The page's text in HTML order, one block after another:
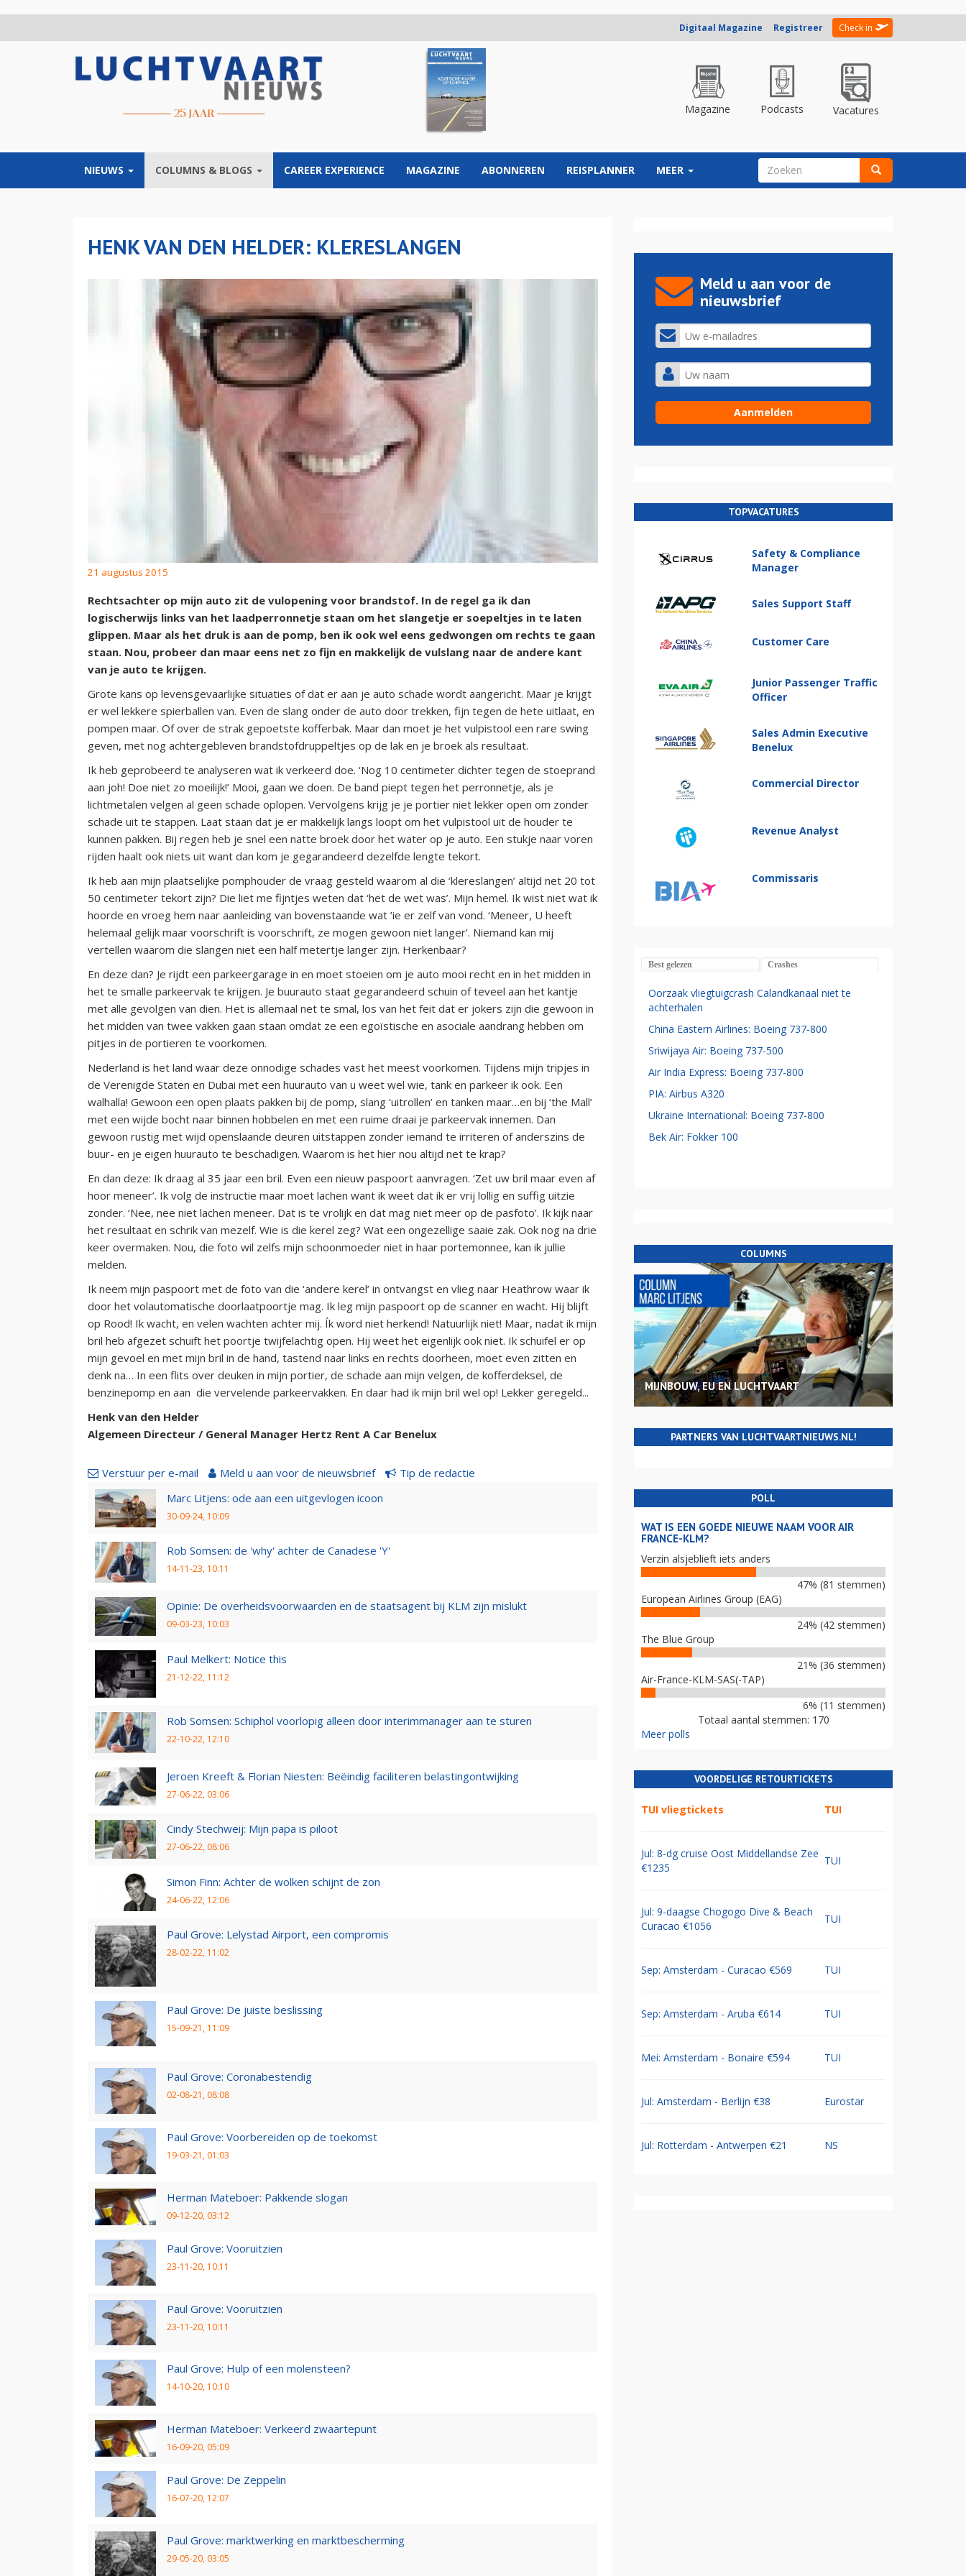
Digitaal Magazine Registreer Check in
Magazine Podcasts Vacatures
NIEUWS COLUMNS & BLOGS CAREER EXPERIENCE MAGAZINE ABONNEREN REISPLANNER MEER ZOEKVELD
HENK VAN DEN HELDER: KLERESLANGEN
21 augustus 2015
Rechtsachter op mijn auto zit de vulopening voor brandstof. In de regel ga ik dan
logischerwijs links van het laadperronnetje staan om het slangetje er soepeltjes in te laten
glippen. Maar als het druk is aan de pomp, ben ik ook wel eens gedwongen om rechts te gaan
staan. Nou, probeer dan maar eens net zo fijn en makkelijk de vulslang naar de andere kant
van je auto te krijgen.
Grote kans op levensgevaarlijke situaties of dat er aan je auto schade wordt aangericht. Maar je krijgt
er wel lekkere spierballen van. Even de slang onder de auto door trekken, fijn tegen de hete uitlaat, en
pompen maar. Of over de strak gepoetste kofferbak. Maar dan moet je het vulpistool een rare swing
geven, met nog achtergebleven brandstofdruppeltjes op de lak en je broek als resultaat.
Ik heb geprobeerd te analyseren wat ik verkeerd doe. ‘Nog 10 centimeter dichter tegen de stoeprand
aan joh! Doe niet zo moeilijk!’ Mooi, gaan we doen. De band piept tegen het perronnetje, als je
lichtmetalen velgen al geen schade oplopen. Vervolgens krijg je je portier niet lekker open om zonder
schade uit te stappen. Laat staan dat je er makkelijk langs loopt om het vulpistool uit de houder te
kunnen pakken. Bij regen heb je snel een natte broek door het water op je auto. Een stukje naar voren
rijden haalt ook niets uit want dan kom je gegarandeerd dezelfde lengte tekort.
Ik heb aan mijn plaatselijke pomphouder de vraag gesteld waarom al die ‘klereslangen’ altijd net 20 tot
50 centimeter tekort zijn? Die liet me fijntjes weten dat ‘het de wet was’. Mijn hemel. Ik wist niet wat ik
hoorde en vroeg hem naar aanleiding van bovenstaande wat ’ie er zelf van vond. ‘Meneer, U heeft
helemaal gelijk maar voorschrift is voorschrift, ze mogen gewoon niet langer’. Niemand kan mij
vertellen waarom die slangen niet een half metertje langer zijn. Herkenbaar?
En deze dan? Je rijdt een parkeergarage in en moet stoeien om je auto mooi recht en in het midden in
het te smalle parkeervak te krijgen. Je buurauto staat gegarandeerd schuin of teveel aan het kantje
met alle gevolgen van dien. Het is allemaal net te smal, los van het feit dat er jokers zijn die gewoon in
het midden van twee vakken gaan staan omdat ze een egoïstische en asociale aandrang hebben om
pitjes in de portieren te voorkomen.
Nederland is het land waar deze onnodige schades vast het meest voorkomen. Tijdens mijn tripjes in
de Verenigde Staten en Dubai met een huurauto van u weet wel wie, tank en parkeer ik ook. Een
walhalla! Gewoon een open plaats pakken bij de pomp, slang ‘uitrollen’ en tanken maar…en bij ‘the Mall’
met een wijde bocht naar binnen hobbelen en met een ruime draai je parkeervak innemen. Dan
gewoon rustig met wijd openslaande deuren uitstappen zonder iemand te irriteren of anderszins de
buur- en je eigen huurauto te beschadigen. Waarom is het hier nou altijd net te krap?
En dan deze: Ik draag al 35 jaar een bril. Even een nieuw paspoort aanvragen. ‘Zet uw bril maar even af
hoor meneer’. Ik volg de instructie maar moet lachen want ik weet dat ik er vrij lollig en suffig uitzie
zonder. ‘Nee, nee niet lachen meneer. Dat is te vrolijk en dat mag niet meer op de pasfoto’. Ik kijk naar
het resultaat en schrik van mezelf. Wie is die kerel zeg? Wat een ongezellige saaie zak. Ook nog na drie
keer overmaken. Nou, die foto wil zelfs mijn schoonmoeder niet in haar portemonnee, kan ik jullie
melden.
Ik neem mijn paspoort met de foto van die ‘andere kerel’ in ontvangst en vlieg naar Heathrow waar ik
door het volautomatische doorlaatpoortje mag. Ik leg mijn paspoort op de scanner en wacht. Hij blijft
op Rood! Ik wacht, en velen wachten achter mij. Ík word niet herkend! Natuurlijk niet! Maar, nadat ik mijn
bril heb afgezet schuift het poortje twijfelachtig open. Hij weet het eigenlijk ook niet. Ik schuifel er op
mijn gevoel en met mijn bril in de hand, tastend naar links en rechts doorheen, moet even zitten en
denk na… In een flits over deuken in mijn portier, de schade aan mijn velgen, de kofferdeksel, de
benzinepomp en aan die vervelende parkeervakken. En daar had ik mijn bril wel op! Lekker geregeld...
Henk van den Helder
Algemeen Directeur / General Manager Hertz Rent A Car Benelux
Verstuur per e-mail Meld u aan voor de nieuwsbrief
Tip de redactie
Marc Litjens: ode aan een uitgevlogen icoon
30-09-24, 10:09
Rob Somsen: de 'why' achter de Canadese 'Y'
14-11-23, 10:11
Opinie: De overheidsvoorwaarden en de staatsagent bij KLM zijn mislukt
09-03-23, 10:03
Paul Melkert: Notice this
21-12-22, 11:12
Rob Somsen: Schiphol voorlopig alleen door interimmanager aan te sturen
22-10-22, 12:10
Jeroen Kreeft & Florian Niesten: Beëindig faciliteren belastingontwijking
27-06-22, 03:06
Cindy Stechweij: Mijn papa is piloot
27-06-22, 08:06
Simon Finn: Achter de wolken schijnt de zon
24-06-22, 12:06
Paul Grove: Lelystad Airport, een compromis
28-02-22, 11:02
Paul Grove: De juiste beslissing
15-09-21, 11:09
Paul Grove: Coronabestendig
02-08-21, 08:08
Paul Grove: Voorbereiden op de toekomst
19-03-21, 01:03
Herman Mateboer: Pakkende slogan
09-12-20, 03:12
Paul Grove: Vooruitzien
23-11-20, 10:11
Paul Grove: Vooruitzien
23-11-20, 10:11
Paul Grove: Hulp of een molensteen?
14-10-20, 10:10
Herman Mateboer: Verkeerd zwaartepunt
16-09-20, 05:09
Paul Grove: De Zeppelin
16-07-20, 12:07
Paul Grove: marktwerking en marktbescherming
29-05-20, 03:05
Meld u aan voor de
nieuwsbrief
TOPVACATURES
Safety & Compliance
Manager
Sales Support Staff
Customer Care
Junior Passenger Traffic
Officer
Sales Admin Executive
Benelux
Commercial Director
Revenue Analyst
Commissaris
Best gelezen Crashes
Oorzaak vliegtuigcrash Calandkanaal niet te
achterhalen
China Eastern Airlines: Boeing 737-800
Sriwijaya Air: Boeing 737-500
Air India Express: Boeing 737-800
PIA: Airbus A320
Ukraine International: Boeing 737-800
Bek Air: Fokker 100
COLUMNS
MIJNBOUW, EU EN LUCHTVAART
PARTNERS VAN LUCHTVAARTNIEUWS.NL!
POLL
WAT IS EEN GOEDE NIEUWE NAAM VOOR AIR
FRANCE-KLM?
Verzin alsjeblieft iets anders
47% (81 stemmen)
European Airlines Group (EAG)
24% (42 stemmen)
The Blue Group
21% (36 stemmen)
Air-France-KLM-SAS(-TAP)
6% (11 stemmen)
Totaal aantal stemmen: 170
Meer polls
VOORDELIGE RETOURTICKETS
TUI vliegtickets TUI
Jul: 8-dg cruise Oost Middellandse Zee
€1235
TUI
Jul: 9-daagse Chogogo Dive & Beach
Curacao €1056
TUI
Sep: Amsterdam - Curacao €569 TUI
Sep: Amsterdam - Aruba €614 TUI
Mei: Amsterdam - Bonaire €594 TUI
Jul: Amsterdam - Berlijn €38 Eurostar
Jul: Rotterdam - Antwerpen €21 NS